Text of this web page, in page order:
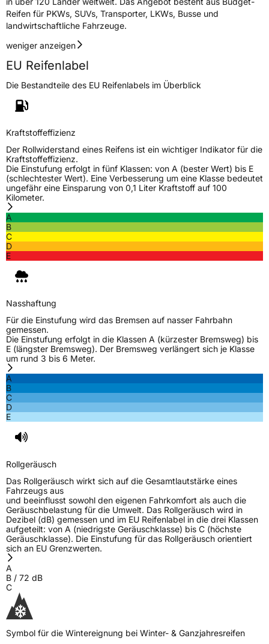
3PMSF / Schneeflockensymbol / Alpine-Symbol
EPREL ID
Allgemeine Produktsicherheit (GPSR)
Herstellerkontakt
Reifen für PKWs, SUVs, Transporter, LKWs, Busse und
landwirtschaftliche Fahrzeuge.
weniger anzeigen
EU Reifenlabel
Die Bestandteile des EU Reifenlabels im Überblick
Kraftstoffeffizienz
Der Rollwiderstand eines Reifens ist ein wichtiger Indikator für die
Kraftstoffeffizienz.
Die Einstufung erfolgt in fünf Klassen: von A (bester Wert) bis E
(schlechtester Wert). Eine Verbesserung um eine Klasse bedeutet
ungefähr eine Einsparung von 0,1 Liter Kraftstoff auf 100
Kilometer.
A
B
C
D
E
Nasshaftung
Für die Einstufung wird das Bremsen auf nasser Fahrbahn
gemessen.
Die Einstufung erfolgt in die Klassen A (kürzester Bremsweg) bis
E (längster Bremsweg). Der Bremsweg verlängert sich je Klasse
um rund 3 bis 6 Meter.
A
B
C
D
E
Rollgeräusch
Das Rollgeräusch wirkt sich auf die Gesamtlautstärke eines
Fahrzeugs aus
und beeinflusst sowohl den eigenen Fahrkomfort als auch die
Geräuschbelastung für die Umwelt. Das Rollgeräusch wird in
Dezibel (dB) gemessen und im EU Reifenlabel in die drei Klassen
aufgeteilt: von A (niedrigste Geräuschklasse) bis C (höchste
Geräuschklasse). Die Einstufung für das Rollgeräusch orientiert
sich an EU Grenzwerten.
A
B / 72 dB
C
Symbol für die Wintereignung bei Winter- & Ganzjahresreifen